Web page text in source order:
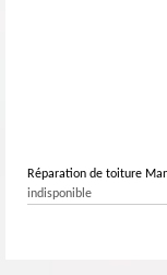
Réparation de toiture
indisponible